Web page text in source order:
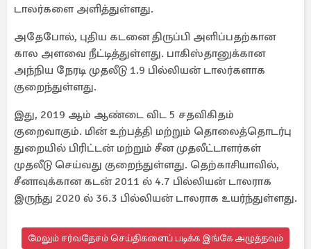
டாலர்களை அளித்துள்ளது.
அதேபோல், புதிய கடனை திருப்பி அளிப்பதற்கான
கால அளவை நீட்டித்துள்ளது. பாகிஸ்தானுக்கான
அந்நிய நேரடி முதலீடு 1.9 பில்லியன் டாலர்களாக
குறைந்துள்ளது.
இது, 2019 ஆம் ஆண்டை விட 5 சதவிகிதம்
குறைவாகும். மின் உற்பத்தி மற்றும் தொலைத்தொடர்பு
துறையில் பிரிட்டன் மற்றும் சீன முதலீட்டாளர்கள்
முதலீடு செய்வது குறைந்துள்ளது. தெற்காசியாவில்,
சீனாவுக்கான கடன் 2011 ல் 4.7 பில்லியன் டாலராக
இருந்து 2020 ல் 36.3 பில்லியன் டாலராக உயர்ந்துள்ளது.
மேலும் சர்வதேசம் செய்திகளைப் படிக்க இங்கே அழுத்தவும்